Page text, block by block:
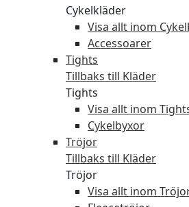
Cykelkläder
Visa allt inom
Accessoarer
Tights
Tillbaks till Kläder
Tights
Visa allt inom
Cykelbyxor
Tröjor
Tillbaks till Kläder
Tröjor
Visa allt inom